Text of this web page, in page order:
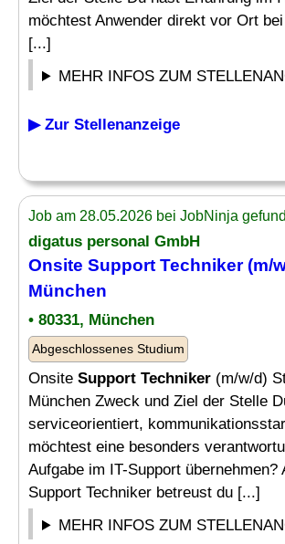
möchtest Anwender direkt vor Ort
[...]
MEHR INFOS ZUM
▶ Zur Stellenanzeige
Job am 28.05.2026 bei JobNinja
digatus personal GmbH
Onsite Support Techniker(m/
München
• 80331, München
Abgeschlossenes Studium
Onsite Support Techniker (m/w/d)
München Zweck und Ziel der Stelle
serviceorientiert,
möchtest eine besonders
Aufgabe im IT-Support übernehmen?
Support Techniker betreust du [...]
MEHR INFOS ZUM